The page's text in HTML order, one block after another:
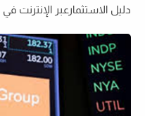
دليل الاستثمارعبر الإنترنت